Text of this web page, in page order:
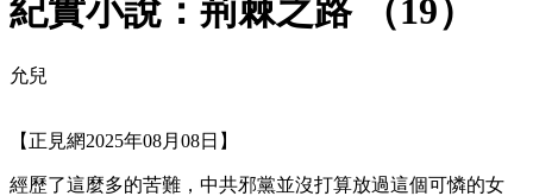
紀實小說：荊棘之路 （19）
允兒
【正見網2025年08月08日】
經歷了這麼多的苦難，中共邪黨並沒打算放過這個可憐的女